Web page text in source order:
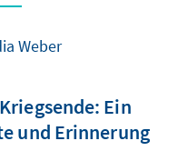
Weber
Ein
und Erinnerung